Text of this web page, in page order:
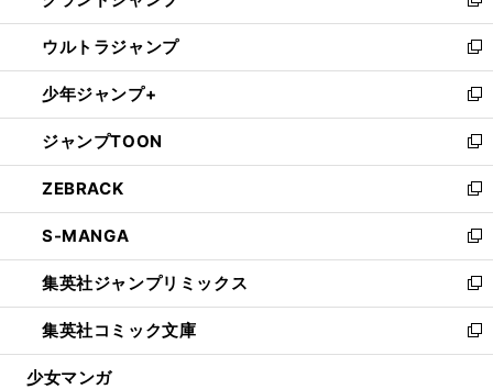
開
く
ウ
で
開
く
ン
ド
ウ
で
開
く
ウ
ィ
ン
ド
ウ
で
開
く
新
し
い
ウ
ィ
ン
ド
ウ
で
開
く
ウルトラジャンプ
新
し
い
ウ
ィ
ン
ド
ウ
で
開
く
少年ジャンプ+
新
し
い
ウ
ィ
ン
ド
ウ
で
開
く
ジャンプTOON
新
し
い
ウ
ィ
ン
ド
ウ
で
開
ZEBRACK
新
し
い
ウ
ィ
ン
ド
ウ
S-MANGA
新
し
い
ウ
ィ
ン
集英社ジャンプリミックス
新
し
い
ウ
集英社コミック文庫
新
し
少女マンガ